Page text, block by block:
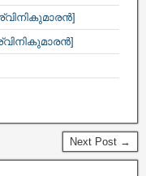
Next Post →